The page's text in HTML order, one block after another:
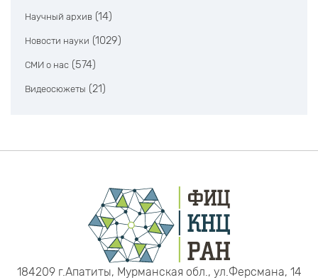
Научный архив (14)
Новости науки (1029)
СМИ о нас (574)
Видеосюжеты (21)
184209 г.Апатиты, Мурманская обл., ул.Ферсмана, 14